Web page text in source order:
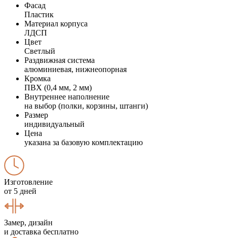
Фасад
Пластик
Материал корпуса
ЛДСП
Цвет
Светлый
Раздвижная система
алюминиевая, нижнеопорная
Кромка
ПВХ (0,4 мм, 2 мм)
Внутреннее наполнение
на выбор (полки, корзины, штанги)
Размер
индивидуальный
Цена
указана за базовую комплектацию
Изготовление
от 5 дней
Замер, дизайн
и доставка бесплатно